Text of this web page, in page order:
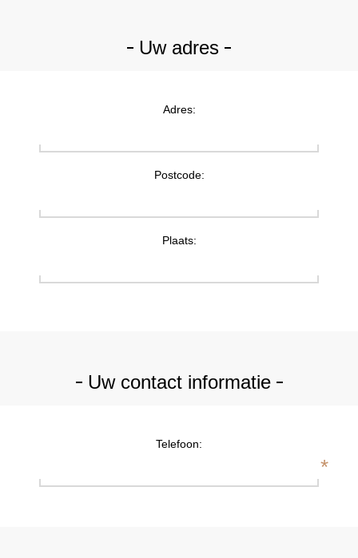
Uw adres
Adres:
Postcode:
Plaats:
Uw contact informatie
Telefoon:
*